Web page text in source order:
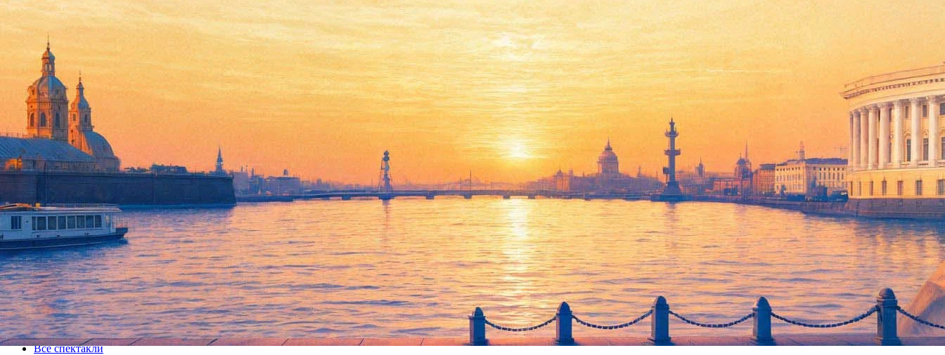
Звезда сериала "Глухарь" Максим Аверин выступит с моноспектаклем «Все начинается с
любви»
04 августа 2014, понедельник,19.00
Версия для печати
Все спектакли